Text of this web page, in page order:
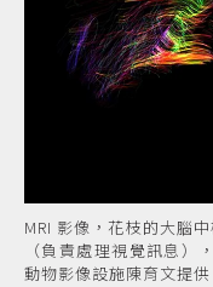
MRI 影像，花枝的大腦
（負責處理視覺訊息
動物影像設施陳育文提供